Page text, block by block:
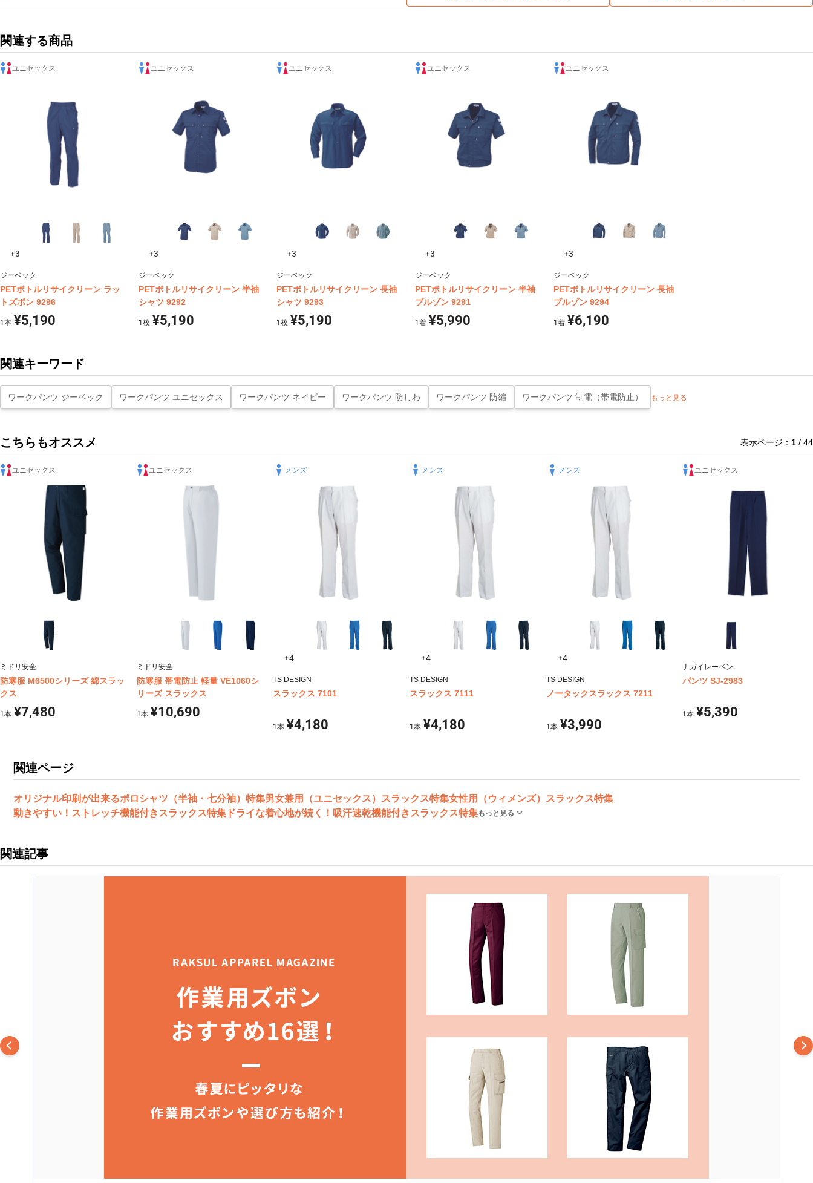
関連する商品
ユニセックス
+3
ジーベック
PETボトルリサイクリーン ラッ
トズボン 9296
1 本 ¥5,190
ユニセックス
+3
ジーベック
PETボトルリサイクリーン 半袖
シャツ 9292
1 枚 ¥5,190
ユニセックス
+3
ジーベック
PETボトルリサイクリーン 長袖
シャツ 9293
1枚 ¥5,190
ユニセックス
+3
ジーベック
PETボトルリサイクリーン 半袖
ブルゾン 9291
1 着 ¥5,990
ユニセックス
+3
ジーベック
PETボトルリサイクリーン 長袖
ブルゾン 9294
1 着 ¥6,190
関連キーワード
ワークパンツ ジーベック ワークパンツ ユニセックス ワークパンツ ネイビー ワークパンツ 防しわ ワークパンツ 防縮 ワークパンツ 制電（帯電防止） もっと見る
こちらもオススメ 表示ページ： 1 / 44
ユニセックス
ミドリ安全
防寒服 M6500シリーズ 綿スラッ
クス
1 本 ¥7,480
ユニセックス
ミドリ安全
防寒服 帯電防止 軽量 VE1060シ
リーズ スラックス
1 本 ¥10,690
メンズ
+4
TS DESIGN
スラックス 7101
1本 ¥4,180
メンズ
+4
TS DESIGN
スラックス 7111
1 本 ¥4,180
メンズ
+4
TS DESIGN
ノータックスラックス 7211
1 本 ¥3,990
ユニセックス
ナガイレーベン
パンツ SJ-2983
1本 ¥5,390
関連ページ
オリジナル印刷が出来るポロシャツ（半袖・七分袖）特集男女兼用（ユニセックス）スラックス特集女性用（ウィメンズ）スラックス特集
動きやすい！ストレッチ機能付きスラックス特集 ドライな着心地が続く！吸汗速乾機能付きスラックス特集もっと見る
関連記事